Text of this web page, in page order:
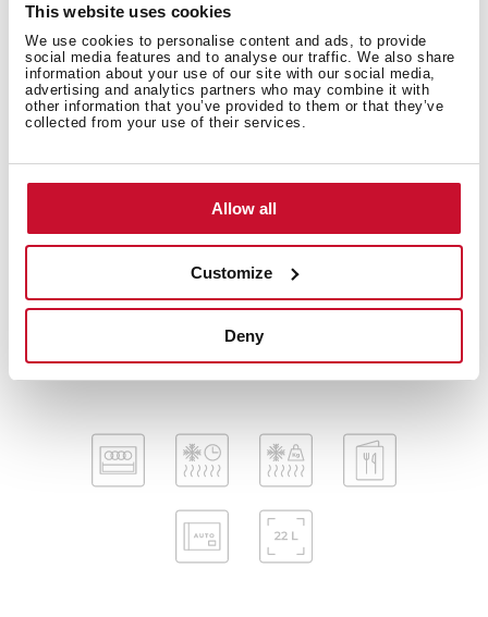
This website uses cookies
We use cookies to personalise content and ads, to provide
social media features and to analyse our traffic. We also share
information about your use of our site with our social media,
advertising and analytics partners who may combine it with
other information that you’ve provided to them or that they’ve
collected from your use of their services.
Allow all
Customize
Deny
Double vitrage
Cavité en inox
Fond céramique
Panneau de commande ci-dessous, ouverture de la
porte latérale (ouverture de porte à gauche)
Boutons minces chromés
Ouverture de porte électronique
Sécurité enfants
Convient également aux unités murales d’une